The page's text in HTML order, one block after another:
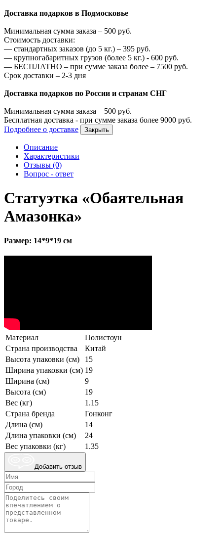
Доставка подарков в Подмосковье
Минимальная сумма заказа – 500 руб.
Стоимость доставки:
— стандартных заказов (до 5 кг.) – 395 руб.
— крупногабаритных грузов (более 5 кг.) - 600 руб.
— БЕСПЛАТНО – при сумме заказа более – 7500 руб.
Срок доставки – 2-3 дня
Доставка подарков по России и странам СНГ
Минимальная сумма заказа – 500 руб.
Бесплатная доставка - при сумме заказа более 9000 руб.
Подробнее о доставке
Закрыть
Описание
Характеристики
Отзывы (0)
Вопрос - ответ
Статуэтка «Обаятельная
Амазонка»
Размер: 14*9*19 см
Материал
Полистоун
Страна производства
Китай
Высота упаковки (см)
15
Ширина упаковки (см) 19
Ширина (см)
9
Высота (см)
19
Вес (кг)
1.15
Страна бренда
Гонконг
Длина (см)
14
Длина упаковки (см)
24
Вес упаковки (кг)
1.35
Добавить отзыв